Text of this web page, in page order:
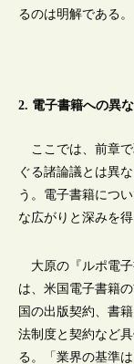
るのは明解である。
2. 電子書籍への異
ここでは、前章で
ぐる諸論議とは異
う。電子書籍につ
な広がりと深みを
大原の『ルポ電
は、米国電子書籍
国の出版契約、書
法制度と契約など
る。「業界の基準